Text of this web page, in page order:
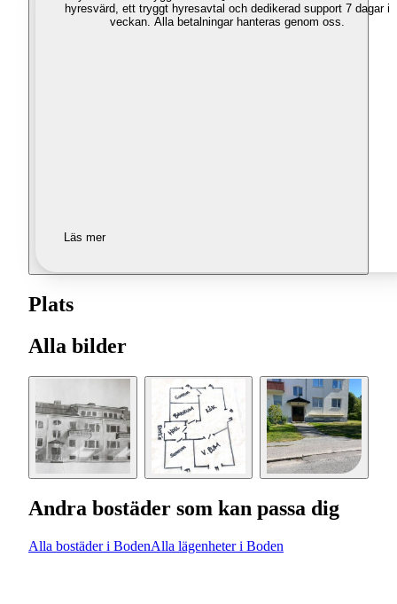
hyresvärd, ett tryggt hyresavtal och dedikerad support 7 dagar i
veckan. Alla betalningar hanteras genom oss.
Läs mer
Plats
Alla bilder
Andra bostäder som kan passa dig
Alla bostäder i BodenAlla lägenheter i Boden